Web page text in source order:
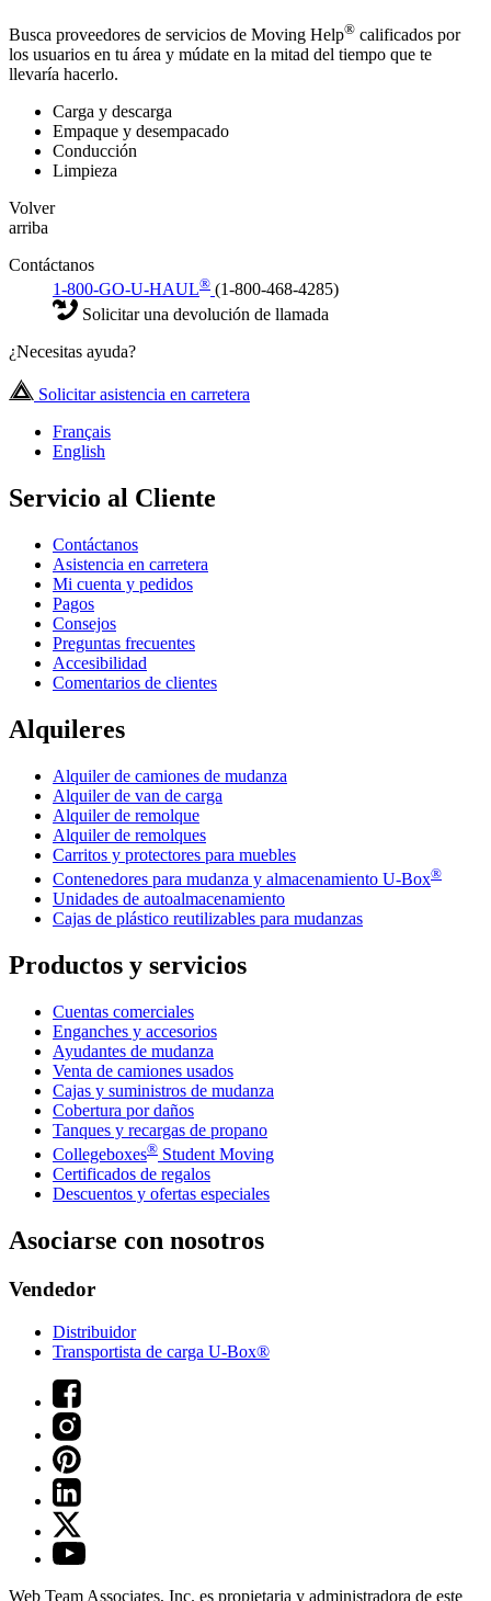
Busca proveedores de servicios de Moving Help® calificados por
los usuarios en tu área y múdate en la mitad del tiempo que te
llevaría hacerlo.
Carga y descarga
Empaque y desempacado
Conducción
Limpieza
Volver
arriba
Contáctanos
1-800-GO-U-HAUL® (1-800-468-4285)
Solicitar una devolución de llamada
¿Necesitas ayuda?
Solicitar asistencia en carretera
Français
English
Servicio al Cliente
Contáctanos
Asistencia en carretera
Mi cuenta y pedidos
Pagos
Consejos
Preguntas frecuentes
Accesibilidad
Comentarios de clientes
Alquileres
Alquiler de camiones de mudanza
Alquiler de van de carga
Alquiler de remolque
Alquiler de remolques
Carritos y protectores para muebles
Contenedores para mudanza y almacenamiento U-Box®
Unidades de autoalmacenamiento
Cajas de plástico reutilizables para mudanzas
Productos y servicios
Cuentas comerciales
Enganches y accesorios
Ayudantes de mudanza
Venta de camiones usados
Cajas y suministros de mudanza
Cobertura por daños
Tanques y recargas de propano
Collegeboxes® Student Moving
Certificados de regalos
Descuentos y ofertas especiales
Asociarse con nosotros
Vendedor
Distribuidor
Transportista de carga U-Box®
Web Team Associates, Inc. es propietaria y administradora de este